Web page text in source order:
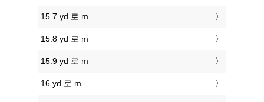
15.7 yd 로 m
15.8 yd 로 m
15.9 yd 로 m
16 yd 로 m